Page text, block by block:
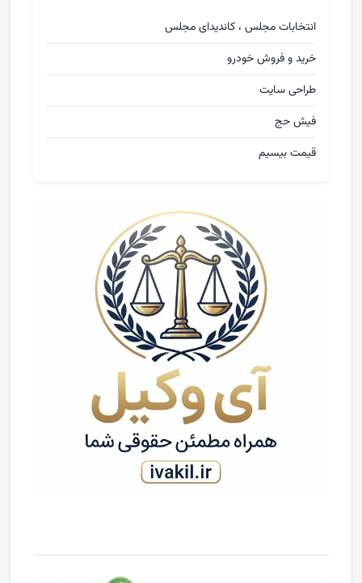
انتخابات مجلس ، کاندیدای مجلس
خرید و فروش خودرو
طراحی سایت
فیش حج
قیمت بیسیم